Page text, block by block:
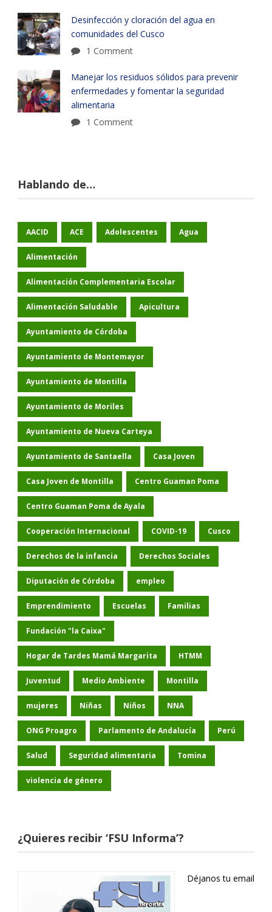
Desinfección y cloración del agua en
comunidades del Cusco
1 Comment
Manejar los residuos sólidos para prevenir
enfermedades y fomentar la seguridad
alimentaria
1 Comment
Hablando de…
AACID ACE Adolescentes Agua
Alimentación
Alimentación Complementaria Escolar
Alimentación Saludable Apicultura
Ayuntamiento de Córdoba
Ayuntamiento de Montemayor
Ayuntamiento de Montilla
Ayuntamiento de Moriles
Ayuntamiento de Nueva Carteya
Ayuntamiento de Santaella Casa Joven
Casa Joven de Montilla Centro Guaman Poma
Centro Guaman Poma de Ayala
Cooperación Internacional COVID-19 Cusco
Derechos de la infancia Derechos Sociales
Diputación de Córdoba empleo
Emprendimiento Escuelas Familias
Fundación "la Caixa"
Hogar de Tardes Mamá Margarita HTMM
Juventud Medio Ambiente Montilla
mujeres Niñas Niños NNA
ONG Proagro Parlamento de Andalucía Perú
Salud Seguridad alimentaria Tomina
violencia de género
¿Quieres recibir ‘FSU Informa’?
Déjanos tu email